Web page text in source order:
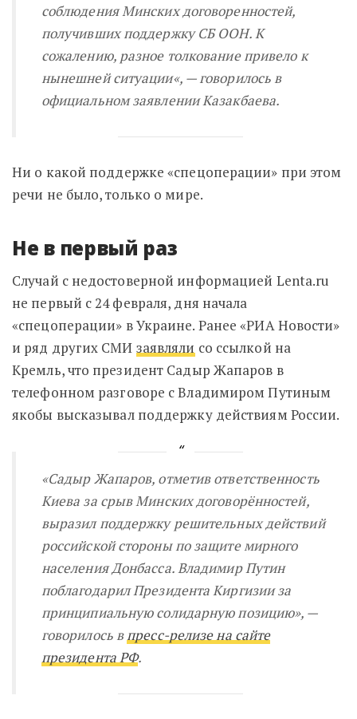
соблюдения Минских договоренностей,
получивших поддержку СБ ООН. К
сожалению, разное толкование привело к
нынешней ситуации«, — говорилось в
официальном заявлении Казакбаева.
Ни о какой поддержке «спецоперации» при этом
речи не было, только о мире.
Не в первый раз
Случай с недостоверной информацией Lenta.ru
не первый с 24 февраля, дня начала
«спецоперации» в Украине. Ранее «РИА Новости»
и ряд других СМИ заявляли со ссылкой на
Кремль, что президент Садыр Жапаров в
телефонном разговоре с Владимиром Путиным
якобы высказывал поддержку действиям России.
«Садыр Жапаров, отметив ответственность
Киева за срыв Минских договорённостей,
выразил поддержку решительных действий
российской стороны по защите мирного
населения Донбасса. Владимир Путин
поблагодарил Президента Киргизии за
принципиальную солидарную позицию», —
говорилось впресс-релизе на сайте
президента РФ.